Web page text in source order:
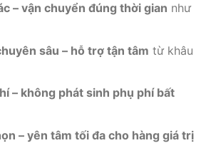
– vận chuyển đúng thời gian như
sâu – hỗ trợ tận tâm từ khâu
– không phát sinh phụ phí bất
– yên tâm tối đa cho hàng giá trị